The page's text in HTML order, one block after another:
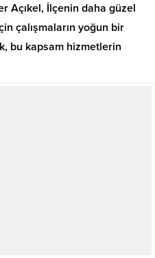
Açıkel, İlçenin daha güzel
çalışmaların yoğun bir
bu kapsam hizmetlerin